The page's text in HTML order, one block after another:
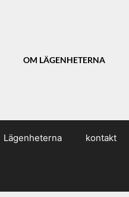
OM LÄGENHETERNA
Lägenheterna kontakt